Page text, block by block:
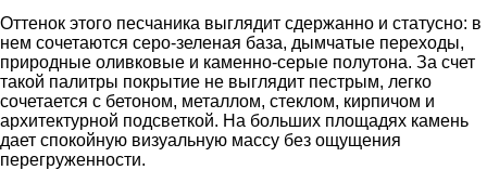
Оттенок этого песчаника выглядит сдержанно и статусно: в
нем сочетаются серо-зеленая база, дымчатые переходы,
природные оливковые и каменно-серые полутона. За счет
такой палитры покрытие не выглядит пестрым, легко
сочетается с бетоном, металлом, стеклом, кирпичом и
архитектурной подсветкой. На больших площадях камень
дает спокойную визуальную массу без ощущения
перегруженности.